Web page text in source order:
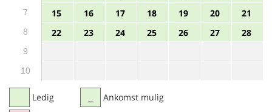
7 15 16 17 18 19 20 21
8 22 23 24 25 26 27 28
9
10
Ledig
Ankomst mulig